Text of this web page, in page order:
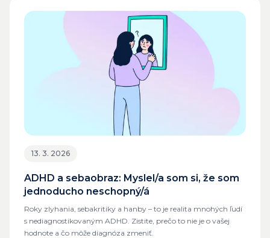
13. 3. 2026
ADHD a sebaobraz: Myslel/a som si, že som
jednoducho neschopný/á
Roky zlyhania, sebakritiky a hanby – to je realita mnohých ľudí
s nediagnostikovaným ADHD. Zistite, prečo to nie je o vašej
hodnote a čo môže diagnóza zmeniť.